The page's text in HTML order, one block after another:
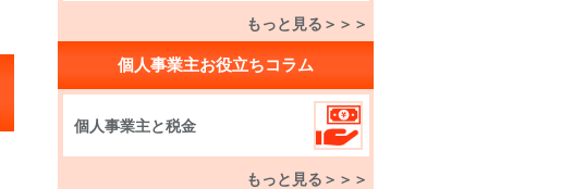
もっと見る＞＞＞
個人事業主お役立ちコラム
個人事業主と税金
もっと見る＞＞＞